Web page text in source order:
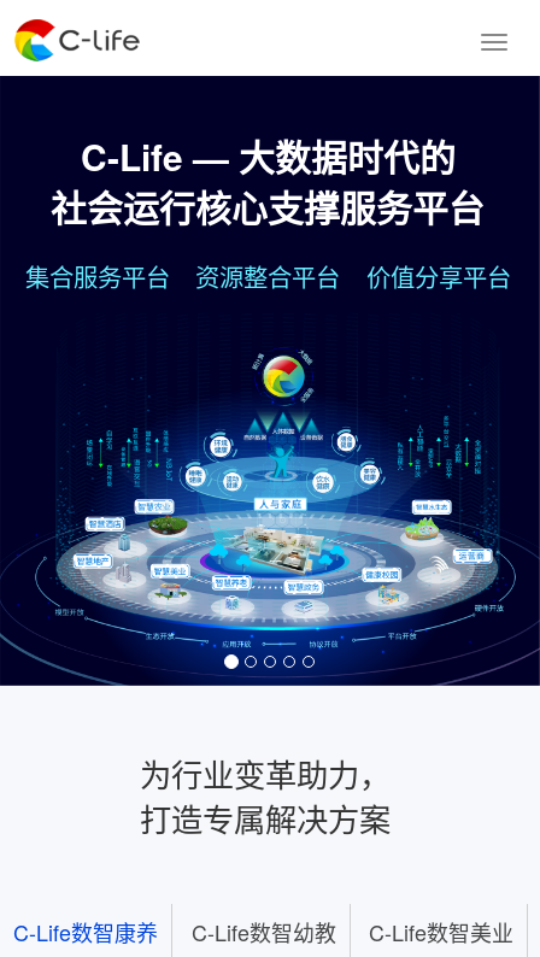
C-Life — 大数据时代的
社会运行核心支撑服务平台
集合服务平台 资源整合平台 价值分享平台
为行业变革助力，
打造专属解决方案
C-Life数智康养 C-Life数智幼教 C-Life数智美业